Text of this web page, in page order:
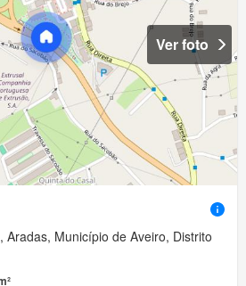
Ver foto
Aradas, Município de Aveiro, Distrito